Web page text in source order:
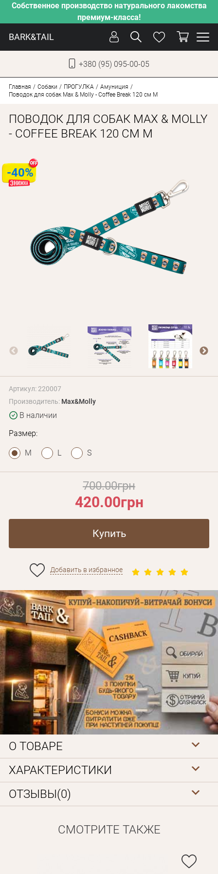
Собственное производство натурального лакомства
премиум-класса!
BARK&TAIL
+380 (95) 095-00-05
УХОД
ЗАБОТА
ДЛЯ КОТОВ
Оплата и доставка
Программа лояльности
+380 (95) 095-00-05
Главная Собаки ПРОГУЛКА
Амуниция
Поводок для собак Max & Molly - Coffee Break 120 см M
ПОВОДОК ДЛЯ СОБАК MAX & MOLLY
- COFFEE BREAK 120 СМ M
-40%
Артикул: 220007
Производитель: Max&Molly
В наличии
Размер:
M L S
700.00грн
420.00грн
Купить
Добавить в избранное
О ТОВАРЕ
ХАРАКТЕРИСТИКИ
ОТЗЫВЫ(0)
СМОТРИТЕ ТАКЖЕ
Личные данные